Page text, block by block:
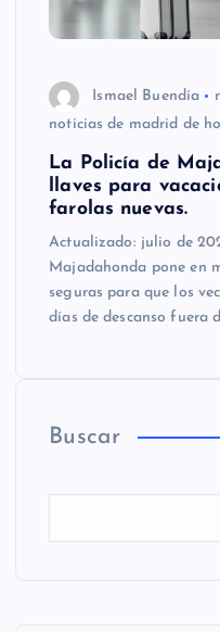
Ismael Buendía
noticias de madrid de
La Policía de
llaves para
farolas nuevas.
Actualizado: julio de
Majadahonda pone en
seguras para que los
días de descanso fuera
Buscar